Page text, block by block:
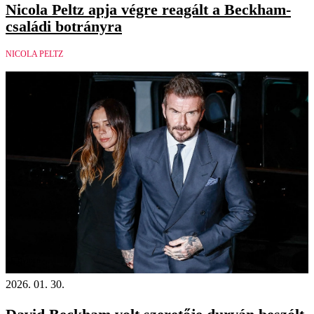
Nicola Peltz apja végre reagált a Beckham-
családi botrányra
NICOLA PELTZ
2026. 01. 30.